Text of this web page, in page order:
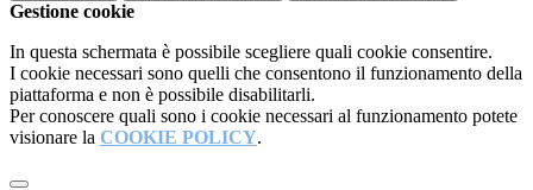
Gestione cookie
In questa schermata è possibile scegliere quali cookie consentire.
I cookie necessari sono quelli che consentono il funzionamento della
piattaforma e non è possibile disabilitarli.
Per conoscere quali sono i cookie necessari al funzionamento potete
visionare la COOKIE POLICY.